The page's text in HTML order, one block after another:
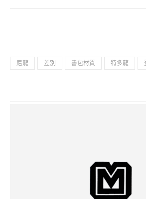
尼龍 差別 書包材質 特多龍